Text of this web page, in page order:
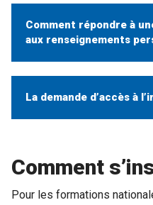
Comment répondre à
aux renseignements
La demande d’accès à
Comment
Pour les formations